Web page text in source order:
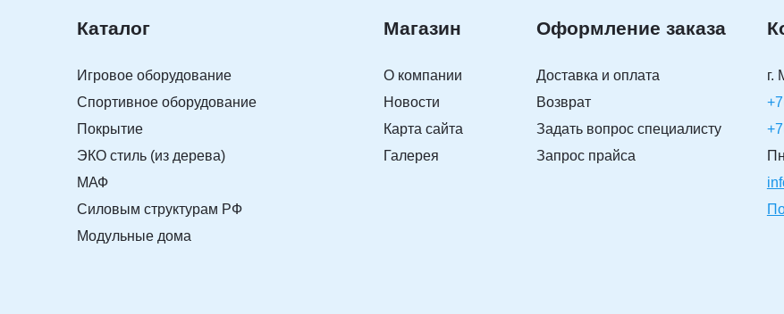
Каталог
Игровое оборудование
Спортивное оборудование
Покрытие
ЭКО стиль (из дерева)
МАФ
Силовым структурам РФ
Модульные дома
Магазин
О компании
Новости
Карта сайта
Галерея
Оформление заказа
Доставка и оплата
Возврат
Задать вопрос специалисту
Запрос прайса
г.